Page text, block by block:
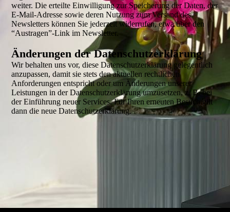
weiter. Die erteilte Einwilligung zur Speicherung der Daten, der
E-Mail-Adresse sowie deren Nutzung zum Versand des
Newsletters können Sie jederzeit widerrufen, etwa über den
“Austragen”-Link im Newsletter.
Änderungen der Datenschutzerklärung
Wir behalten uns vor, diese Datenschutzerklärung gelegentlich
anzupassen, damit sie stets den aktuellen rechtlichen
Anforderungen entspricht oder um Änderungen unserer
Leistungen in der Datenschutzerklärung umzusetzen, z. B. bei
der Einführung neuer Services. Für Ihren erneuten Besuch gilt
dann die neue Datenschutzerklärung.